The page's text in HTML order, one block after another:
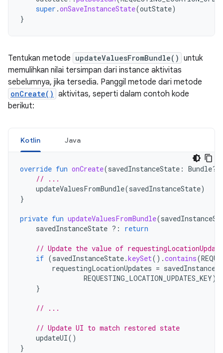
super .onSaveInstanceState(outState)
}
Tentukan metode updateValuesFromBundle() untuk
memulihkan nilai tersimpan dari instance aktivitas
sebelumnya, jika tersedia. Panggil metode dari metode
onCreate() aktivitas, seperti dalam contoh kode
berikut:
Kotlin Java
override fun onCreate(savedInstanceState : Bundle?)
// ...
updateValuesFromBundle(savedInstanceState)
}
private fun updateValuesFromBundle(
savedInstanceState ?: return
// Update the value of
if (savedInstanceState.keySet().contains(
requestingLocationUpdates =
REQUESTING_LOCATION_UPDATES_KEY)
}
// ...
// Update UI to match restored state
updateUI()
}